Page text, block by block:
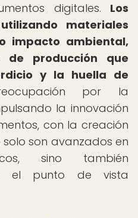
digitales. Los
materiales
impacto ambiental,
de producción que
y la huella de
por la
la innovación
con la creación
son avanzados en
sino también
el punto de vista